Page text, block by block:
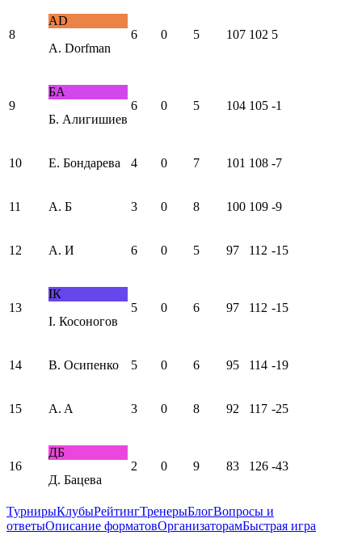
8
AD
A. Dorfman
6 0 5 107 102 5
9
БА
Б. Алигишиев
6 0 5 104 105 -1
10 Е. Бондарева 4 0 7 101 108 -7
11 А. Б 3 0 8 100 109 -9
12 А. И 6 0 5 97 112 -15
13
IК
I. Косоногов
5 0 6 97 112 -15
14 В. Осипенко 5 0 6 95 114 -19
15 A. A 3 0 8 92 117 -25
16
ДБ
Д. Бацева
2 0 9 83 126 -43
ТурнирыКлубыРейтингТренерыБлогВопросы и
ответыОписание форматовОрганизаторамБыстрая игра